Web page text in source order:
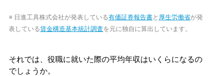
※ 日進工具株式会社が発表している有価証券報告書と 厚生労働省が発
表している賃金構造基本統計調査を元に独自に算出しています。
それでは、役職に就いた際の平均年収はいくらになるの
でしょうか。